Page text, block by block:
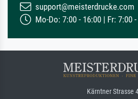
support@meisterdrucke.com
Mo-Do: 7:00 - 16:00 | Fr: 7:00
Kärntner Strasse